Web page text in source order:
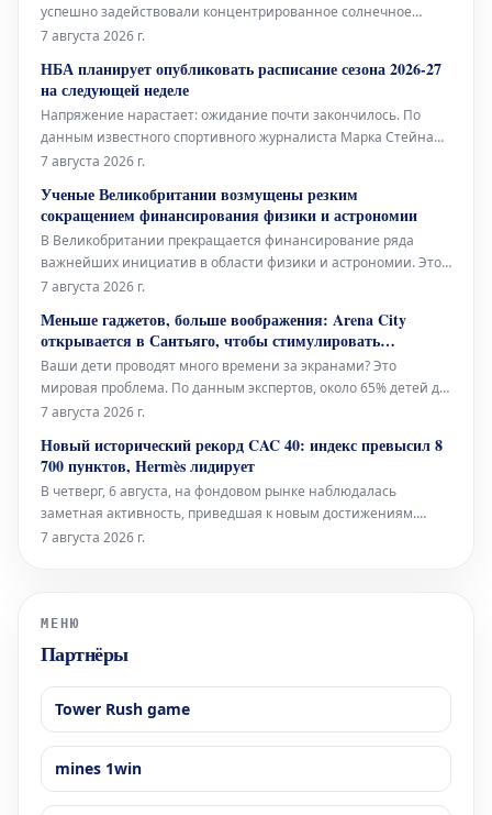
успешно задействовали концентрированное солнечное
излучение для генерации квантово-запутанных фотонов. Это
устойчивых квантовых технологий, работающих на основе
возобновляемых источников эн
7 августа 2026 г.
НБА планирует опубликовать расписание сезона 2026-27
на следующей неделе
Напряжение нарастает: ожидание почти закончилось. По
данным известного спортивного журналиста Марка Стейна
из The Stein Line, Национальная баскетбольная ассоциация
регулярного сезона 2026-27 где-то на следующей неделе. Это
не является неожид
7 августа 2026 г.
Ученые Великобритании возмущены резким
сокращением финансирования физики и астрономии
В Великобритании прекращается финансирование ряда
важнейших инициатив в области физики и астрономии. Это
затронет поддержку будущего эксперимента в ЦЕРН, а также
– всемирно признанного инструмента.
7 августа 2026 г.
Меньше гаджетов, больше воображения: Arena City
открывается в Сантьяго, чтобы стимулировать
свободную игру вдали от экранов
Ваши дети проводят много времени за экранами? Это
мировая проблема. По данным экспертов, около 65% детей до
12 лет ежедневно проводят перед экранами более трех часов,
часа. В поисках способов отвлечь, особенно детей, от
цифрового мира,
7 августа 2026 г.
Новый исторический рекорд CAC 40: индекс превысил 8
700 пунктов, Hermès лидирует
В четверг, 6 августа, на фондовом рынке наблюдалась
заметная активность, приведшая к новым достижениям.
Французский биржевой индекс CAC 40 достиг
7 августа 2026 г.
МЕНЮ
Партнёры
Tower Rush game
mines 1win